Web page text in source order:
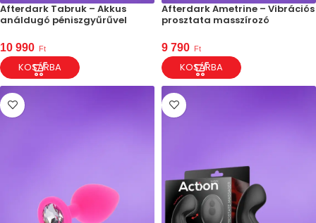
Afterdark Tabruk – Akkus
análdugó péniszgyűrűvel
10 990 Ft
KOSÁRBA
Afterdark Ametrine – Vibrációs
prosztata masszírozó
9 790 Ft
KOSÁRBA